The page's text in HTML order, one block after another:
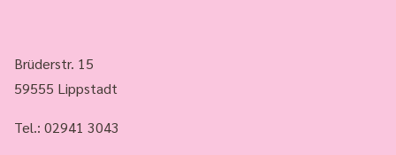
Brüderstr. 15
59555 Lippstadt
Tel.: 02941 3043